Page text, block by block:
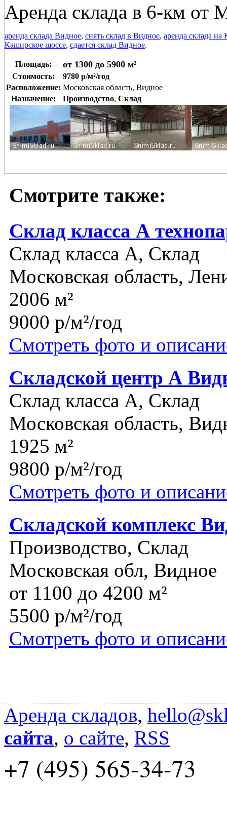
Аренда склада в 6-км
аренда склада Видное, снять склад в Видное, аренда склада
Каширское шоссе, сдается склад Видное.
Площадь: от 1300 до 5900 м²
Стоимость:
9780 р/м²/год
Расположение: Московская область, Видное
Назначение:
Производство, Склад
Смотрите также:
Склад класса А
Склад класса A, Склад
Московская область,
2006 м²
9000 р/м²/год
Смотреть фото и
Складской центр А
Склад класса A, Склад
Московская область,
1925 м²
9800 р/м²/год
Смотреть фото и
Складской комплекс
Производство, Склад
Московская обл, Видное
от 1100 до 4200 м²
5500 р/м²/год
Смотреть фото и
Аренда складов,
сайта, о сайте, RSS
+7 (495) 565-34-73